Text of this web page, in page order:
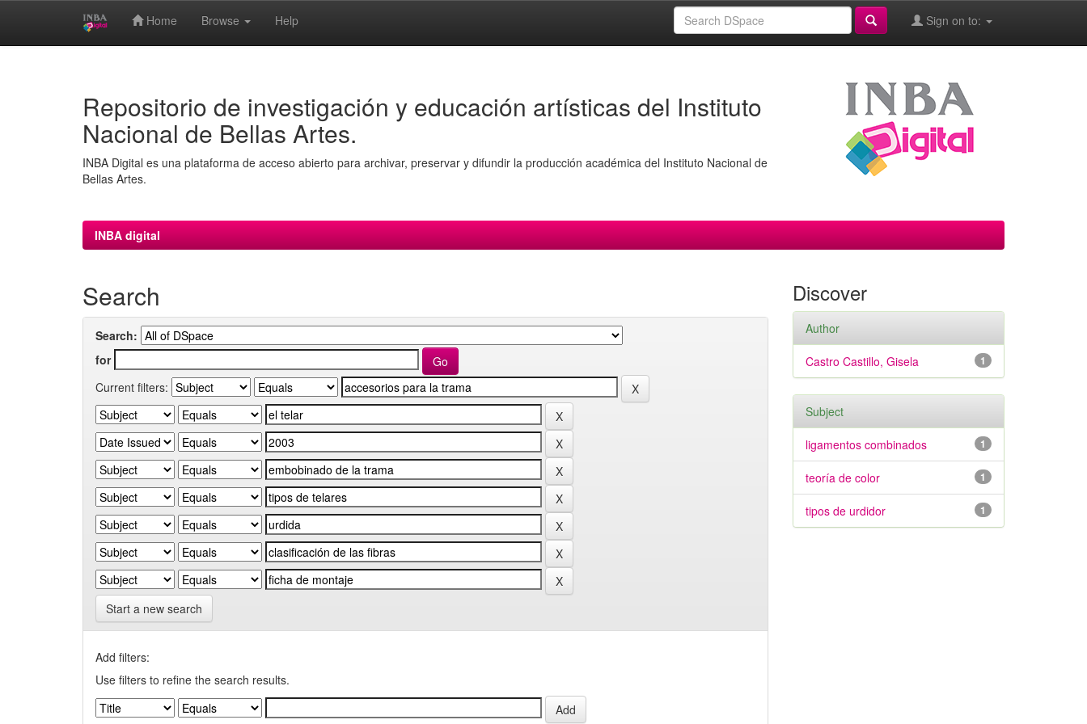
Home Browse Help Sign on to:
Repositorio de investigación y educación artísticas del Instituto
Nacional de Bellas Artes.
INBA Digital es una plataforma de acceso abierto para archivar, preservar y difundir la producción académica del Instituto Nacional de
Bellas Artes.
INBA digital
Search
Search:
for
Current filters:
Start a new search
Add filters:
Use filters to refine the search results.
Discover
Author
1
Castro Castillo, Gisela
Subject
1
ligamentos combinados
1
teoría de color
1
tipos de urdidor